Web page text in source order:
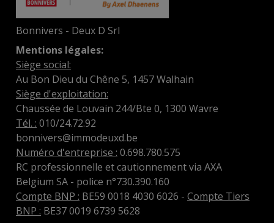
Bonnivers - Deux D Srl
Mentions légales:
Siège social:
Au Bon Dieu du Chêne 5, 1457 Walhain
Siège d'exploitation:
Chaussée de Louvain 244/Bte 0, 1300 Wavre
Tél. : 010/24.72.92
bonnivers@immodeuxd.be
Numéro d'entreprise : 0.698.780.575
RC professionnelle et cautionnement via AXA
Belgium SA - police n°730.390.160
Compte BNP : BE59 0018 4030 6026 - Compte Tiers
BNP : BE37 0019 6739 5628